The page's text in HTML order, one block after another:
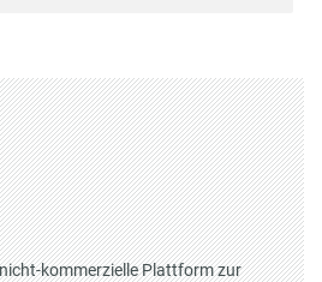
kommerzielle Plattform zur